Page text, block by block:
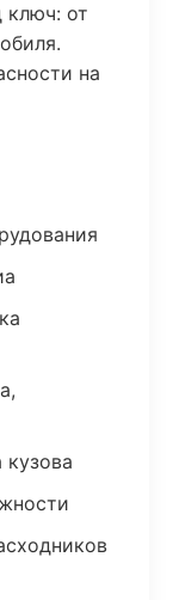
ключ: от
на